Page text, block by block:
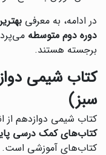
در ادامه، به معرفی
دوره دوم متوسطه
برجسته هستند.
کتاب شیمی
سبز)
کتاب شیمی دوازدهم از
کتاب‌های کمک درسی
کتاب‌های آموزشی است.